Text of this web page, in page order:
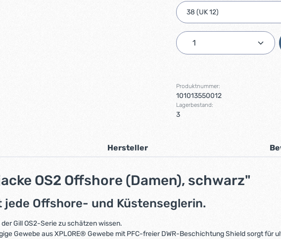
Produkt Anzahl:
Produktnummer:
101013550012
Lagerbestand:
3
Hersteller
OS2 Offshore (Damen), schwarz"
Offshore- und Küstenseglerin.
Gill OS2-Serie zu schätzen wissen.
Gewebe aus XPLORE® Gewebe mit PFC-freier DWR-Beschichtung Shield sorgt für